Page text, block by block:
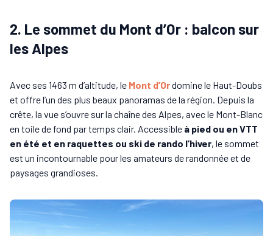
2. Le sommet du Mont d’Or : balcon sur
les Alpes
Avec ses 1463 m d’altitude, le Mont d’Ordomine le Haut-Doubs
et offre l’un des plus beaux panoramas de la région. Depuis la
crête, la vue s’ouvre sur la chaîne des Alpes, avec le Mont-Blanc
en toile de fond par temps clair. Accessible à pied ou en VTT
en été et en raquettes ou ski de rando l’hiver, le sommet
est un incontournable pour les amateurs de randonnée et de
paysages grandioses.